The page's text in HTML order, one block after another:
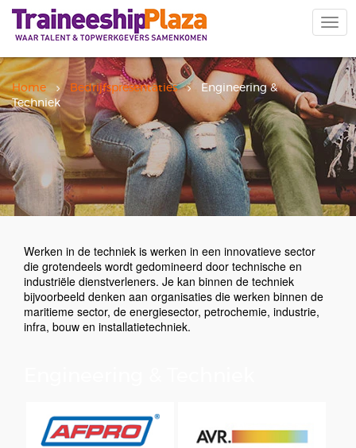
Overslaan
naar
inhoud
gaanHome Bedrijfspresentaties
Engineering &
Techniek
Werken in de techniek is werken in een innovatieve sector
die grotendeels wordt gedomineerd door technische en
industriële dienstverleners. Je kan binnen de techniek
bijvoorbeeld denken aan organisaties die werken binnen de
maritieme sector, de energiesector, petrochemie, industrie,
infra, bouw en installatietechniek.